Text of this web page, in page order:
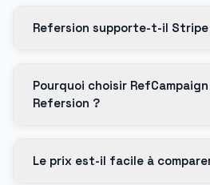
Refersion supporte-t-il Stripe
Pourquoi choisir
Refersion ?
Le prix est-il facile à